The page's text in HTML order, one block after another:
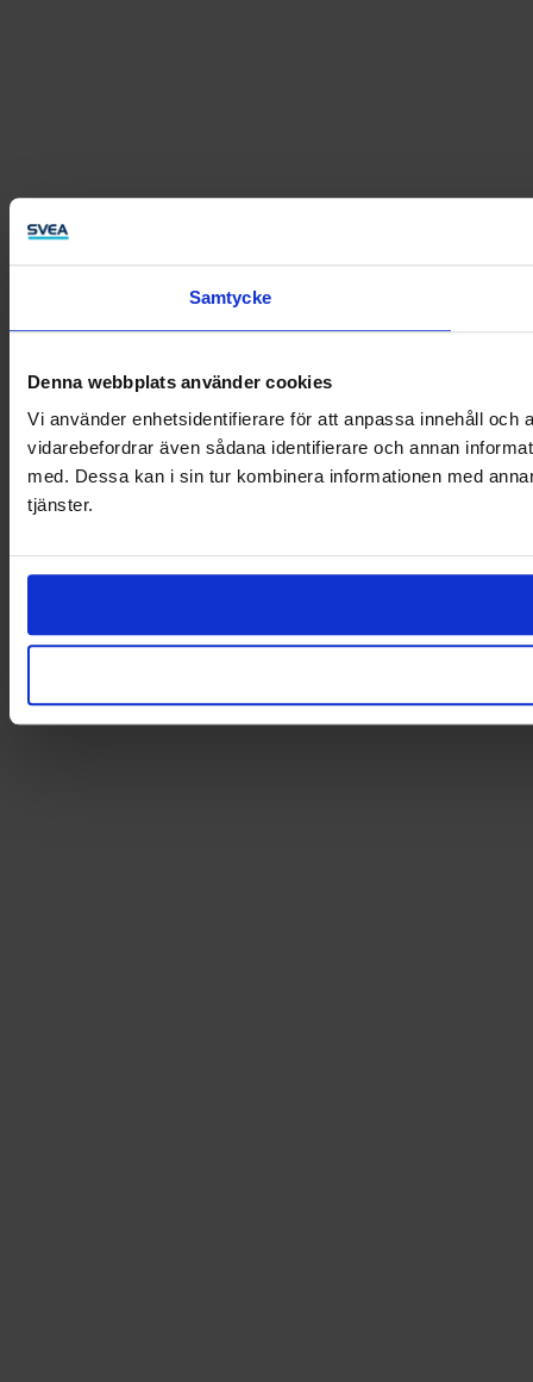
Samtycke
Denna webbplats använder cookies
Vi använder enhetsidentifierare för att anpassa innehåll
vidarebefordrar även sådana identifierare och annan
med. Dessa kan i sin tur kombinera informationen med
tjänster.